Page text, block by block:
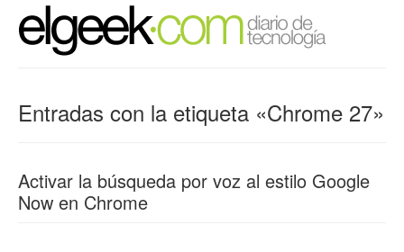
Entradas con la etiqueta «Chrome 27»
Activar la búsqueda por voz al estilo Google
Now en Chrome